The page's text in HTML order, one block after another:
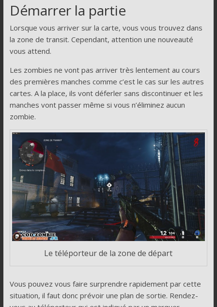
Démarrer la partie
Lorsque vous arriver sur la carte, vous vous trouvez dans
la zone de transit. Cependant, attention une nouveauté
vous attend.
Les zombies ne vont pas arriver très lentement au cours
des premières manches comme c’est le cas sur les autres
cartes. A la place, ils vont déferler sans discontinuer et les
manches vont passer même si vous n’éliminez aucun
zombie.
Le téléporteur de la zone de départ
Vous pouvez vous faire surprendre rapidement par cette
situation, il faut donc prévoir une plan de sortie. Rendez-